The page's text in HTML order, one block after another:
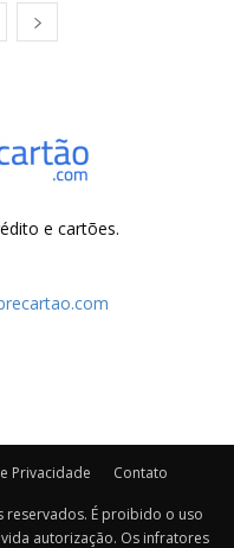
e cartões.
Privacidade Contato
É proibido o uso
autorização. Os infratores